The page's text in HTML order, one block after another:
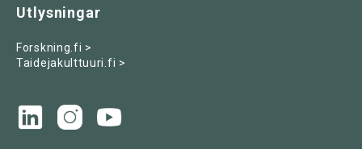
Utlysningar
Forskning.fi >
Taidejakulttuuri.fi >